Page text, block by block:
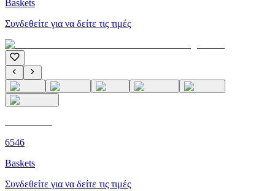
Baskets
Συνδεθείτε για να δείτε τις τιμές
6546
Baskets
Συνδεθείτε για να δείτε τις τιμές